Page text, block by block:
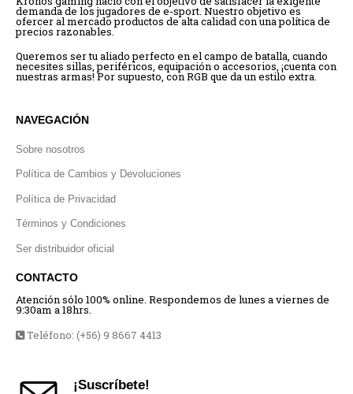
demanda de los jugadores de e-sport. Nuestro objetivo es
ofercer al mercado productos de alta calidad con una política de
precios razonables.
Queremos ser tu aliado perfecto en el campo de batalla, cuando
necesites sillas, periféricos, equipación o accesorios, ¡cuenta con
nuestras armas! Por supuesto, con RGB que da un estilo extra.
NAVEGACIÓN
Sobre nosotros
Política de Cambios y Devoluciones
Política de Privacidad
Términos y Condiciones
Ser distribuidor oficial
CONTACTO
Atención sólo 100% online. Respondemos de lunes a viernes de
9:30am a 18hrs.
Teléfono: (+56) 9 8667 4413
¡Suscríbete!